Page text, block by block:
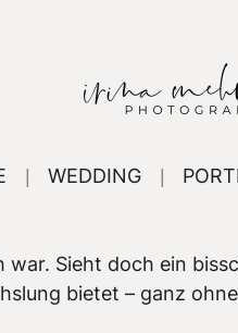
WEDDING
Sieht doch ein
bietet – ganz